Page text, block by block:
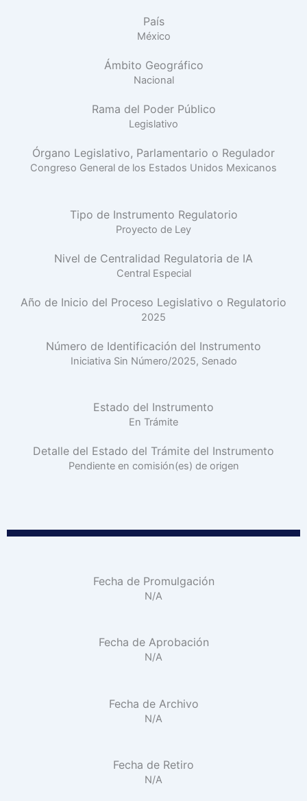
País
México
Ámbito Geográfico
Nacional
Rama del Poder Público
Legislativo
Órgano Legislativo, Parlamentario o Regulador
Congreso General de los Estados Unidos Mexicanos
Tipo de Instrumento Regulatorio
Proyecto de Ley
Nivel de Centralidad Regulatoria de IA
Central Especial
Año de Inicio del Proceso Legislativo o Regulatorio
2025
Número de Identificación del Instrumento
Iniciativa Sin Número/2025, Senado
Estado del Instrumento
En Trámite
Detalle del Estado del Trámite del Instrumento
Pendiente en comisión(es) de origen
Fecha de Promulgación
N/A
Fecha de Aprobación
N/A
Fecha de Archivo
N/A
Fecha de Retiro
N/A